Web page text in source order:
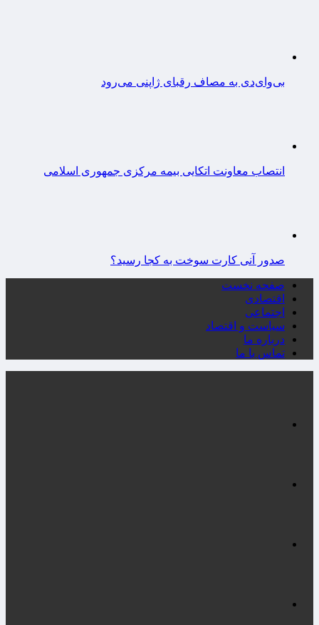
بی‌وای‌دی به مصاف رقبای ژاپنی می‌رود
انتصاب معاونت اتکایی بیمه مرکزی جمهوری اسلامی
صدور آنی کارت سوخت به کجا رسید؟
صفحه نخست
اقتصادی
اجتماعی
سیاست و اقتصاد
درباره ما
تماس با ما